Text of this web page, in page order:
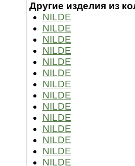
Другие изделия из
NILDE
NILDE
NILDE
NILDE
NILDE
NILDE
NILDE
NILDE
NILDE
NILDE
NILDE
NILDE
NILDE
NILDE